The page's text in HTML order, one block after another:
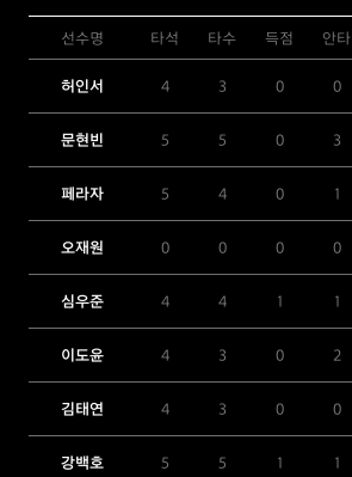
선수명 타석 타수 득점 안타
허인서 4 3 0 0
문현빈 5 5 0 3
페라자 5 4 0 1
오재원 0 0 0 0
심우준 4 4 1 1
이도윤 4 3 0 2
김태연 4 3 0 0
강백호 5 5 1 1